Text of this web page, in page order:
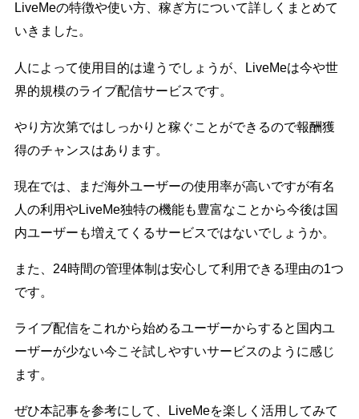
LiveMeの特徴や使い方、稼ぎ方について詳しくまとめて
いきました。
人によって使用目的は違うでしょうが、LiveMeは今や世
界的規模のライブ配信サービスです。
やり方次第ではしっかりと稼ぐことができるので報酬獲
得のチャンスはあります。
現在では、まだ海外ユーザーの使用率が高いですが有名
人の利用やLiveMe独特の機能も豊富なことから今後は国
内ユーザーも増えてくるサービスではないでしょうか。
また、24時間の管理体制は安心して利用できる理由の1つ
です。
ライブ配信をこれから始めるユーザーからすると国内ユ
ーザーが少ない今こそ試しやすいサービスのように感じ
ます。
ぜひ本記事を参考にして、LiveMeを楽しく活用してみて